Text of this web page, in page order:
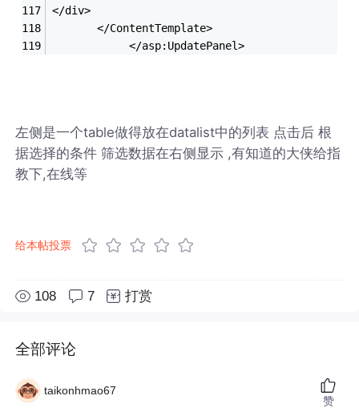
</div>
       </ContentTemplate>
            </asp:UpdatePanel>
左侧是一个table做得放在datalist中的列表 点击后 根
据选择的条件 筛选数据在右侧显示 ,有知道的大侠给指
教下,在线等
给本帖投票
108 7 打赏
全部评论
taikonhmao67
赞